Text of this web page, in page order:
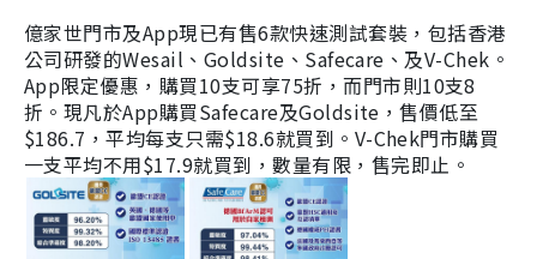
億家世門市及App現已有售6款快速測試套裝，包括香港
公司研發的Wesail、Goldsite、Safecare、及V-Chek。
App限定優惠，購買10支可享75折，而門市則10支8
折。現凡於App購買Safecare及Goldsite，售價低至
$186.7，平均每支只需$18.6就買到。V-Chek門市購買
一支平均不用$17.9就買到，數量有限，售完即止。